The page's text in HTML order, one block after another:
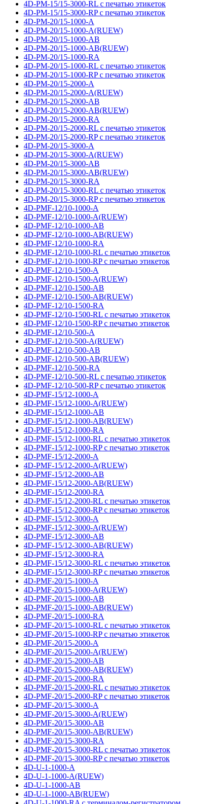
4D-PM-15/15-3000-RL с печатью этикеток
4D-PM-15/15-3000-RP с печатью этикеток
4D-PM-20/15-1000-A
4D-PM-20/15-1000-A(RUEW)
4D-PM-20/15-1000-AB
4D-PM-20/15-1000-AB(RUEW)
4D-PM-20/15-1000-RA
4D-PM-20/15-1000-RL с печатью этикеток
4D-PM-20/15-1000-RP с печатью этикеток
4D-PM-20/15-2000-A
4D-PM-20/15-2000-A(RUEW)
4D-PM-20/15-2000-AB
4D-PM-20/15-2000-AB(RUEW)
4D-PM-20/15-2000-RA
4D-PM-20/15-2000-RL с печатью этикеток
4D-PM-20/15-2000-RP с печатью этикеток
4D-PM-20/15-3000-A
4D-PM-20/15-3000-A(RUEW)
4D-PM-20/15-3000-AB
4D-PM-20/15-3000-AB(RUEW)
4D-PM-20/15-3000-RA
4D-PM-20/15-3000-RL с печатью этикеток
4D-PM-20/15-3000-RP с печатью этикеток
4D-PMF-12/10-1000-A
4D-PMF-12/10-1000-A(RUEW)
4D-PMF-12/10-1000-AB
4D-PMF-12/10-1000-AB(RUEW)
4D-PMF-12/10-1000-RA
4D-PMF-12/10-1000-RL с печатью этикеток
4D-PMF-12/10-1000-RP с печатью этикеток
4D-PMF-12/10-1500-A
4D-PMF-12/10-1500-A(RUEW)
4D-PMF-12/10-1500-AB
4D-PMF-12/10-1500-AB(RUEW)
4D-PMF-12/10-1500-RA
4D-PMF-12/10-1500-RL с печатью этикеток
4D-PMF-12/10-1500-RP с печатью этикеток
4D-PMF-12/10-500-A
4D-PMF-12/10-500-A(RUEW)
4D-PMF-12/10-500-AB
4D-PMF-12/10-500-AB(RUEW)
4D-PMF-12/10-500-RA
4D-PMF-12/10-500-RL с печатью этикеток
4D-PMF-12/10-500-RP с печатью этикеток
4D-PMF-15/12-1000-A
4D-PMF-15/12-1000-A(RUEW)
4D-PMF-15/12-1000-AB
4D-PMF-15/12-1000-AB(RUEW)
4D-PMF-15/12-1000-RA
4D-PMF-15/12-1000-RL с печатью этикеток
4D-PMF-15/12-1000-RP с печатью этикеток
4D-PMF-15/12-2000-A
4D-PMF-15/12-2000-A(RUEW)
4D-PMF-15/12-2000-AB
4D-PMF-15/12-2000-AB(RUEW)
4D-PMF-15/12-2000-RA
4D-PMF-15/12-2000-RL с печатью этикеток
4D-PMF-15/12-2000-RP с печатью этикеток
4D-PMF-15/12-3000-A
4D-PMF-15/12-3000-A(RUEW)
4D-PMF-15/12-3000-AB
4D-PMF-15/12-3000-AB(RUEW)
4D-PMF-15/12-3000-RA
4D-PMF-15/12-3000-RL с печатью этикеток
4D-PMF-15/12-3000-RP с печатью этикеток
4D-PMF-20/15-1000-A
4D-PMF-20/15-1000-A(RUEW)
4D-PMF-20/15-1000-AB
4D-PMF-20/15-1000-AB(RUEW)
4D-PMF-20/15-1000-RA
4D-PMF-20/15-1000-RL с печатью этикеток
4D-PMF-20/15-1000-RP с печатью этикеток
4D-PMF-20/15-2000-A
4D-PMF-20/15-2000-A(RUEW)
4D-PMF-20/15-2000-AB
4D-PMF-20/15-2000-AB(RUEW)
4D-PMF-20/15-2000-RA
4D-PMF-20/15-2000-RL с печатью этикеток
4D-PMF-20/15-2000-RP с печатью этикеток
4D-PMF-20/15-3000-A
4D-PMF-20/15-3000-A(RUEW)
4D-PMF-20/15-3000-AB
4D-PMF-20/15-3000-AB(RUEW)
4D-PMF-20/15-3000-RA
4D-PMF-20/15-3000-RL с печатью этикеток
4D-PMF-20/15-3000-RP с печатью этикеток
4D-U-1-1000-A
4D-U-1-1000-A(RUEW)
4D-U-1-1000-AB
4D-U-1-1000-AB(RUEW)